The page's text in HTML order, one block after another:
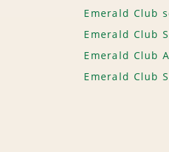
Emerald Club
Emerald Club
Emerald Club
Emerald Club